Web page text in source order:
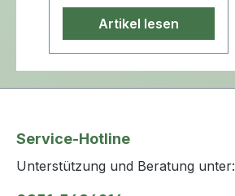
Artikel lesen
Service-Hotline
Unterstützung und Beratung unter: